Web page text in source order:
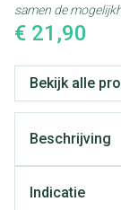
€ 21,90
samen de
Bekijk alle
Beschrijving
Indicatie